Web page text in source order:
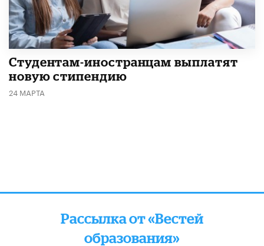
Студентам-иностранцам выплатят
новую стипендию
24 МАРТА
Рассылка от «Вестей
образования»